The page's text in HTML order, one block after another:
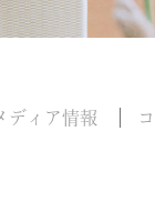
ディア情報